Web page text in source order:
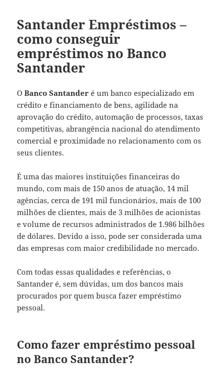
Santander Empréstimos –
como conseguir
empréstimos no Banco
Santander
OBanco Santander é um banco especializado em
crédito e financiamento de bens, agilidade na
aprovação do crédito, automação de processos, taxas
competitivas, abrangência nacional do atendimento
comercial e proximidade no relacionamento com os
seus clientes.
É uma das maiores instituições financeiras do
mundo, com mais de 150 anos de atuação, 14 mil
agências, cerca de 191 mil funcionários, mais de 100
milhões de clientes, mais de 3 milhões de acionistas
e volume de recursos administrados de 1.986 bilhões
de dólares. Devido a isso, pode ser considerada uma
das empresas com maior credibilidade no mercado.
Com todas essas qualidades e referências, o
Santander é, sem dúvidas, um dos bancos mais
procurados por quem busca fazer empréstimo
pessoal.
Como fazer empréstimo pessoal
no Banco Santander?